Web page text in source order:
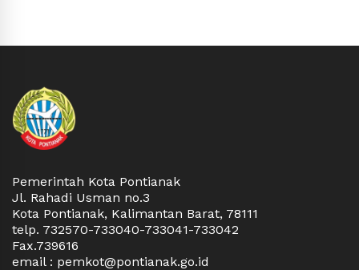
Pemerintah Kota Pontianak
Jl. Rahadi Usman no.3
Kota Pontianak, Kalimantan Barat, 78111
telp. 732570-733040-733041-733042
Fax.739616
email : pemkot@pontianak.go.id